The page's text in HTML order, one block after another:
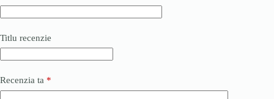
Titlu recenzie
Recenzia ta *